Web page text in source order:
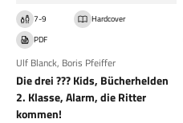
7-9
Hardcover
PDF
Ulf Blanck, Boris Pfeiffer
Die drei ??? Kids, Bücherhelden
2. Klasse, Alarm, die Ritter
kommen!